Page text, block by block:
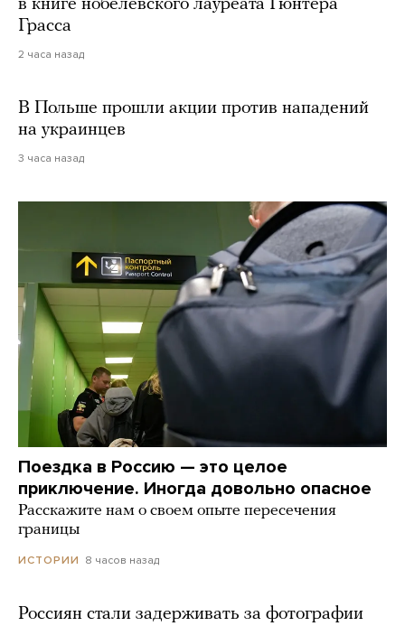
в книге нобелевского лауреата Гюнтера
Грасса
2 часа назад
В Польше прошли акции против нападений
на украинцев
3 часа назад
Поездка в Россию — это целое
приключение. Иногда довольно опасное
Расскажите нам о своем опыте пересечения
границы
ИСТОРИИ 8 часов назад
Россиян стали задерживать за фотографии